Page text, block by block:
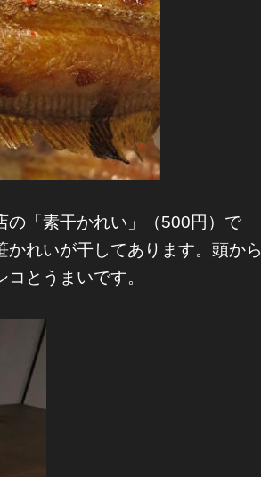
「素干かれい」（500円）で
れいが干してあります。頭から
とうまいです。